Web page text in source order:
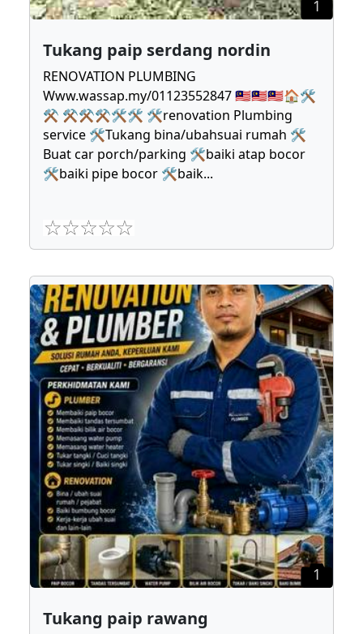
1
Tukang paip serdang nordin
RENOVATION PLUMBING
Www.wassap.my/01123552847 🇲🇾🇲🇾🇲🇾🏠🛠
⚒ ⚒⚒⚒🛠🛠 🛠renovation Plumbing
service 🛠Tukang bina/ubahsuai rumah 🛠
Buat car porch/parking 🛠baiki atap bocor
🛠baiki pipe bocor 🛠baik...
1
Tukang paip rawang